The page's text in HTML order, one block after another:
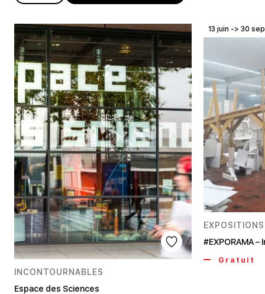
INCONTOURNABLES
Espace des Sciences
13 juin -> 30
EXPOSITIONS
#EXPORAMA –
Gratuit